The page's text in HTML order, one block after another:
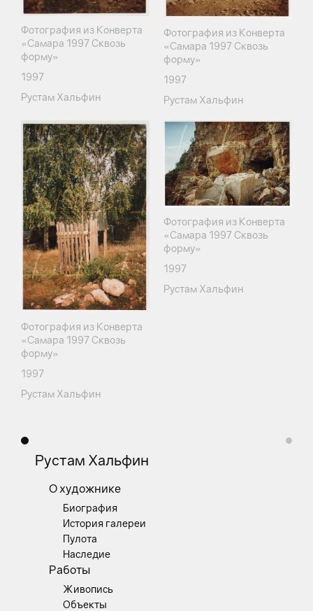
Фотография из Конверта
«Самара 1997 Сквозь
форму»
1997
Рустам Хальфин
Фотография из Конверта
«Самара 1997 Сквозь
форму»
1997
Рустам Хальфин
Фотография из Конверта
«Самара 1997 Сквозь
форму»
1997
Рустам Хальфин
Фотография из Конверта
«Самара 1997 Сквозь
форму»
1997
Рустам Хальфин
Рустам Хальфин
О художнике
Биография
История галереи
Пулота
Наследие
Работы
Живопись
Объекты